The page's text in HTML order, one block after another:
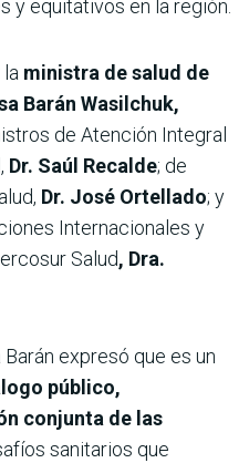
y equitativos en la región.
ministra de salud de
Barán Wasilchuk,
de Atención Integral
Dr. Saúl Recalde; de
Dr. José Ortellado; y
Internacionales y
Salud, Dra.
expresó que es un
público,
conjunta de las
sanitarios que